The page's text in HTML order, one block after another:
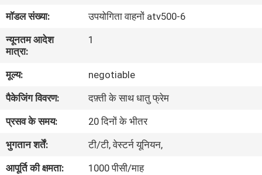
कारखाना
भ्रमण
गुणवत्ता
नियंत्रण
संपर्क
करें
मॉडल संख्या:
उपयोगिता वाहनों atv500-6
न्यूनतम आदेश
मात्रा:
1
मूल्य:
negotiable
पैकेजिंग विवरण:
दफ़्ती के साथ धातु फ्रेम
प्रसव के समय:
20 दिनों के भीतर
भुगतान शर्तें:
टी/टी, वेस्टर्न यूनियन,
आपूर्ति की क्षमता:
1000 पीसी/माह